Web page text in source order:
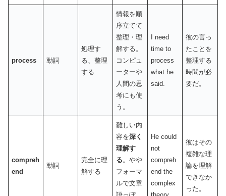
process 動詞
処理す
る、整理
する
情報を順
序立てて
整理・理
解する。
コンピュ
ーターや
人間の思
考にも使
う。
I need
time to
process
what he
said.
彼の言っ
たことを
整理する
時間が必
要だ。
compreh
end
動詞
完全に理
解する
難しい内
容を深く
理解す
る 。やや
フォーマ
ルで文章
He could
not
compreh
end the
complex
彼はその
複雑な理
論を理解
できなか
った。